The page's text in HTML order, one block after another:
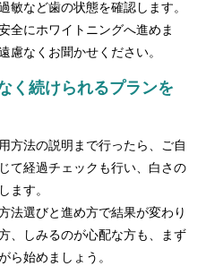
敏など歯の状態を確認します。
全にホワイトニングへ進めま
慮なくお聞かせください。
く続けられるプランを
法の説明まで行ったら、ご自
て経過チェックも行い、白さの
ます。
法選びと進め方で結果が変わり
、しみるのが心配な方も、まず
ら始めましょう。